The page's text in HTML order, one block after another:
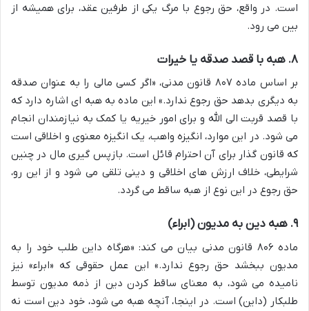
است. در واقع، حق رجوع با مرگ یکی از طرفین عقد، برای همیشه از
بین می رود.
۸. هبه با قصد صدقه یا خیرات
بر اساس ماده ۸۰۷ قانون مدنی، «اگر کسی مالی را به عنوان صدقه
به دیگری بدهد حق رجوع ندارد.» این ماده به هبه ای اشاره دارد که
با قصد قربت الی الله و برای امور خیریه یا کمک به نیازمندان انجام
می شود. در این موارد، انگیزه واهب، یک انگیزه معنوی و اخلاقی است
که قانون گذار برای آن احترام قائل است. بازپس گیری مال در چنین
شرایطی، خلاف ارزش های اخلاقی و دینی تلقی می شود و از این رو،
حق رجوع در این نوع از هبه ساقط می گردد.
۹. هبه دین به مدیون (ابراء)
ماده ۸۰۶ قانون مدنی بیان می کند: «هرگاه داین طلب خود را به
مدیون ببخشد حق رجوع ندارد.» این عمل حقوقی که «ابراء» نیز
نامیده می شود، به معنای ساقط کردن دین از ذمه مدیون توسط
طلبکار (داین) است. در اینجا، آنچه هبه می شود، خود دین است نه